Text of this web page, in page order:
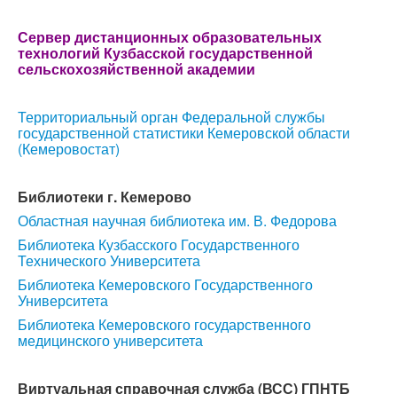
Сервер дистанционных образовательных
технологий Кузбасской государственной
сельскохозяйственной академии
Территориальный орган Федеральной службы
государственной статистики Кемеровской области
(Кемеровостат)
Библиотеки г. Кемерово
Областная научная библиотека им. В. Федорова
Библиотека Кузбасского Государственного
Технического Университета
Библиотека Кемеровского Государственного
Университета
Библиотека Кемеровского государственного
медицинского университета
Виртуальная справочная служба (ВСС) ГПНТБ